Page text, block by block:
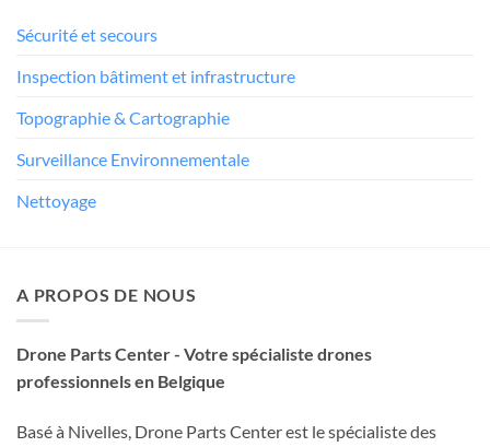
Sécurité et secours
Inspection bâtiment et infrastructure
Topographie & Cartographie
Surveillance Environnementale
Nettoyage
A PROPOS DE NOUS
Drone Parts Center - Votre spécialiste drones
professionnels en Belgique
Basé à Nivelles, Drone Parts Center est le spécialiste des